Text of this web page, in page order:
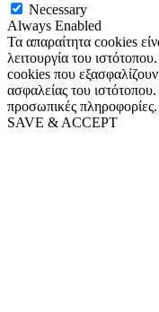
Necessary
Always Enabled
Τα απαραίτητα cookies
λειτουργία του
cookies που εξασφαλίζουν
ασφαλείας του
προσωπικές πληροφορίες.
SAVE & ACCEPT